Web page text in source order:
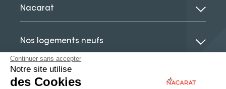
Nacarat
Nos logements neufs
Le guide de l’immobilier neuf
Continuer sans accepter
Notre site utilise
des Cookies